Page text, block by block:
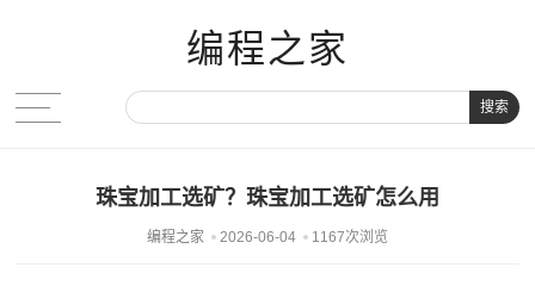
编程之家
搜索
珠宝加工选矿？珠宝加工选矿怎么用
编程之家 2026-06-04 1167次浏览